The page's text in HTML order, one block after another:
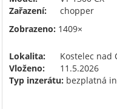
Zařazení:
chopper
Zobrazeno: 1409×
Lokalita:
Kostelec nad
Vloženo:
11.5.2026
Typ inzerátu: bezplatná